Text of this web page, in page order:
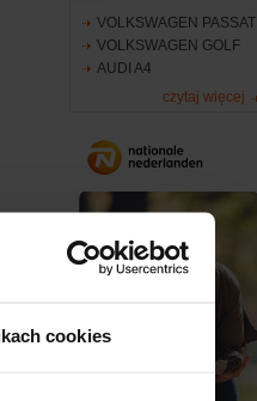
cookies
VOLKSWAGEN PASSAT
VOLKSWAGEN GOLF
AUDI A4
czytaj więcej